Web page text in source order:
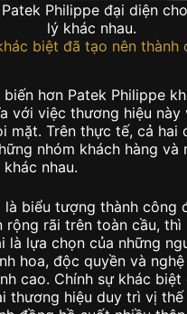
Philippe đại diện
lý khác nhau.
biệt đã tạo nên thành
biến hơn Patek Philippe
với việc thương hiệu
mặt. Trên thực tế, cả hai
nhóm khách hàng và
nhau.
là biểu tượng thành công
rộng rãi trên toàn cầu, thì
là lựa chọn của những
hoa, độc quyền và
cao. Chính sự khác biệt
thương hiệu duy trì vị